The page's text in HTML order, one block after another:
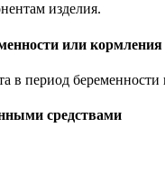
изделия.
или
в период
средствами